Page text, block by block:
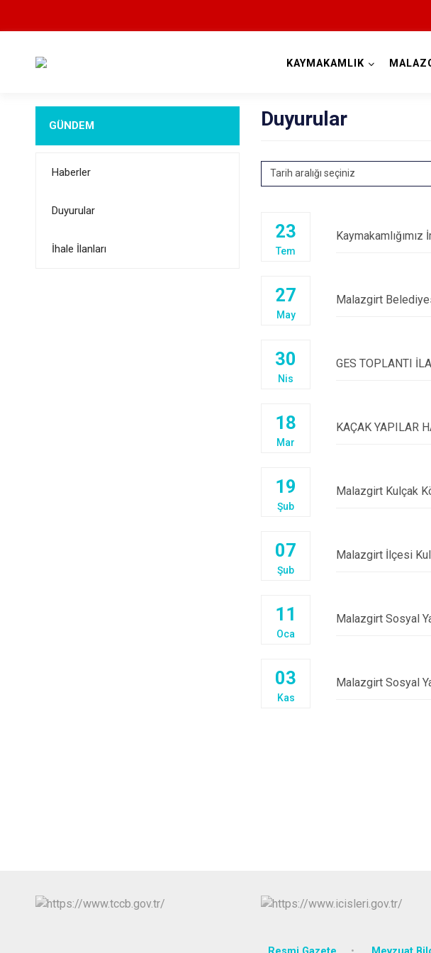
KAYMAKAMLIK
GÜNDEM
Haberler
Duyurular
İhale İlanları
Duyurular
Tarih aralığı seçiniz
23
Tem
27
May
Malazgirt
30
Nis
GES TOPLANTI
18
Mar
KAÇAK YAPILAR
19
Şub
Malazgirt Kulçak
07
Şub
Malazgirt İlçesi
11
Oca
Malazgirt Sosyal
03
Kas
Malazgirt Sosyal